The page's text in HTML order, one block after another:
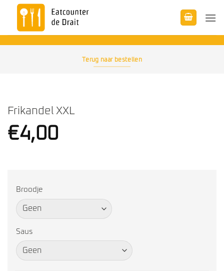
inhoud
Terug naar bestellen
Frikandel XXL
€4,00
Broodje
Saus